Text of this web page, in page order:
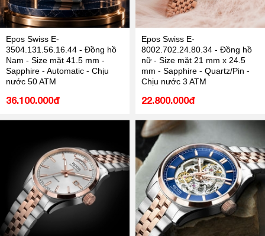
Epos Swiss E-
3504.131.56.16.44 - Đồng hồ
Nam - Size mặt 41.5 mm -
Sapphire - Automatic - Chịu
nước 50 ATM
36.100.000đ
Epos Swiss E-
8002.702.24.80.34 - Đồng hồ
nữ - Size mặt 21 mm x 24.5
mm - Sapphire - Quartz/Pin -
Chịu nước 3 ATM
22.800.000đ